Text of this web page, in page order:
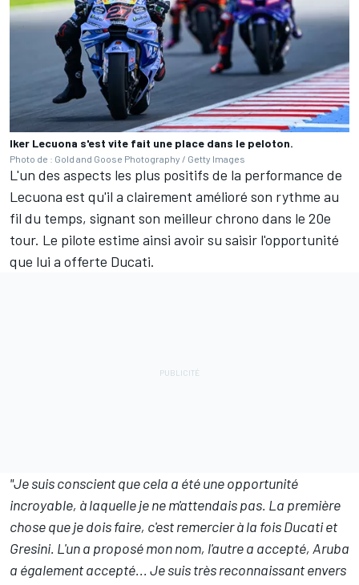
Iker Lecuona s'est vite fait une place dans le peloton.
Photo de : Gold and Goose Photography / Getty Images
L'un des aspects les plus positifs de la performance de
Lecuona est qu'il a clairement amélioré son rythme au
fil du temps, signant son meilleur chrono dans le 20e
tour. Le pilote estime ainsi avoir su saisir l'opportunité
que lui a offerte Ducati.
"Je suis conscient que cela a été une opportunité
incroyable, à laquelle je ne m'attendais pas. La première
chose que je dois faire, c'est remercier à la fois Ducati et
Gresini. L'un a proposé mon nom, l'autre a accepté, Aruba
a également accepté... Je suis très reconnaissant envers